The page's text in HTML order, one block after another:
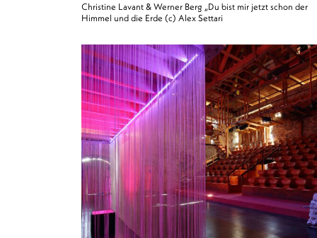
Christine Lavant & Werner Berg „Du bist mir jetzt schon der
Himmel und die Erde (c) Alex Settari